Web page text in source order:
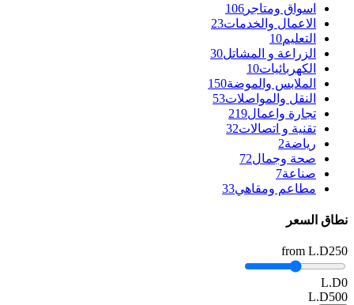
اسواق ومتاجر 106
الاعمال والخدمات23
التعليم10
الزراعة و المشاتل30
الكهربائيات10
الملابس والموضة150
النقل والمواصلات53
تجارة واعمال219
تقنية و اتصالات32
رياضة2
صحة وجمال72
صناعة7
مطاعم ومقاهي33
نطاق السعر
from L.D250
L.D0
L.D500